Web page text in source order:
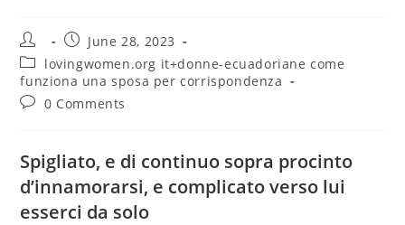
Post
author:
Post
published:
June 28, 2023
Post
category:
lovingwomen.org it+donne-ecuadoriane come
funziona una sposa per corrispondenza
Post0 Comments
Spigliato, e di continuo sopra procinto
d’innamorarsi, e complicato verso lui
esserci da solo